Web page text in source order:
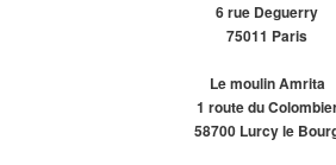
6 rue Deguerry
75011 Paris
Le moulin Amrita
1 route du
58700 Lurcy le